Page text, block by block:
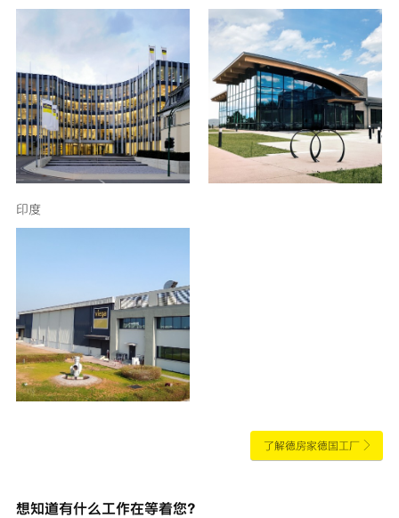
印度
了解德房家德国工厂
想知道有什么工作在等着您？